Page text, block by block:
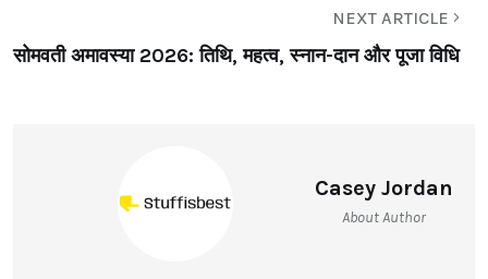
NEXT ARTICLE
सोमवती अमावस्या 2026: तिथि, महत्व, स्नान-दान और पूजा विधि
Casey Jordan
About Author